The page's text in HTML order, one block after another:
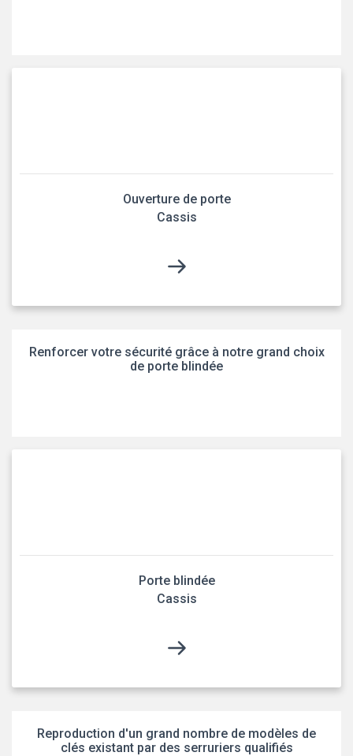
Ouverture de porte
Cassis
Renforcer votre sécurité grâce à notre grand choix
de porte blindée
Porte blindée
Cassis
Reproduction d'un grand nombre de modèles de
clés existant par des serruriers qualifiés